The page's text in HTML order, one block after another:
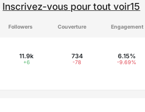
Inscrivez-vous pour tout voir15
Followers Couverture Engagement
11.9k
+6
734
-78
6.15%
-9.69%